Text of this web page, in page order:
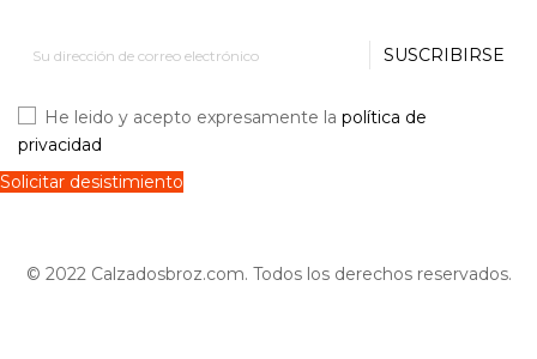
SUSCRIBIRSE
He leido y acepto expresamente la política de
privacidad
Solicitar desistimiento
© 2022 Calzadosbroz.com. Todos los derechos reservados.